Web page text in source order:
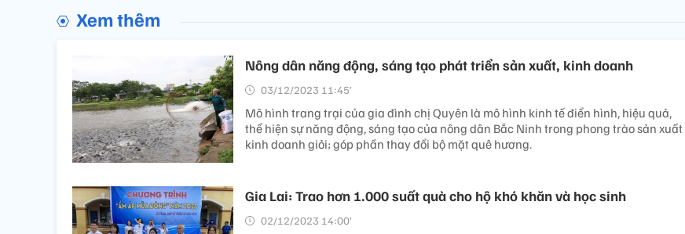
Xem thêm
Nông dân năng động, sáng tạo phát triển sản xuất, kinh doanh
03/12/2023 11:45’
Mô hình trang trại của gia đình chị Quyên là mô hình kinh tế điển hình, hiệu quả,
thể hiện sự năng động, sáng tạo của nông dân Bắc Ninh trong phong trào sản xuất
kinh doanh giỏi; góp phần thay đổi bộ mặt quê hương.
Gia Lai: Trao hơn 1.000 suất quà cho hộ khó khăn và học sinh
02/12/2023 14:00’